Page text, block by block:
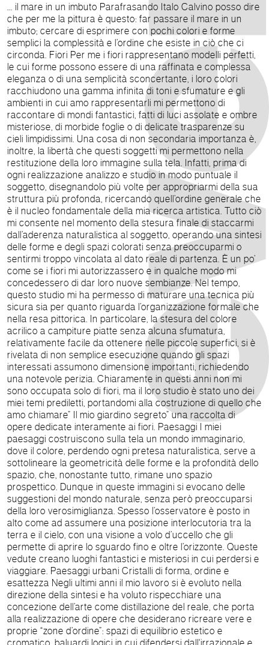
… il mare in un imbuto Parafrasando Italo Calvino posso dire
che per me la pittura è questo: far passare il mare in un
imbuto; cercare di esprimere con pochi colori e forme
semplici la complessità e l’ordine che esiste in ciò che ci
circonda. Fiori Per me i fiori rappresentano modelli perfetti,
le cui forme possono essere di una raffinata e complessa
eleganza o di una semplicità sconcertante, i loro colori
racchiudono una gamma infinita di toni e sfumature e gli
ambienti in cui amo rappresentarli mi permettono di
raccontare di mondi fantastici, fatti di luci assolate e ombre
misteriose, di morbide foglie o di delicate trasparenze su
cieli limpidissimi. Una cosa di non secondaria importanza è,
inoltre, la libertà che questi soggetti mi permettono nella
restituzione della loro immagine sulla tela. Infatti, prima di
ogni realizzazione analizzo e studio in modo puntuale il
soggetto, disegnandolo più volte per appropriarmi della sua
struttura più profonda, ricercando quell’ordine generale che
è il nucleo fondamentale della mia ricerca artistica. Tutto ciò
mi consente nel momento della stesura finale di staccarmi
dall’aderenza naturalistica al soggetto, operando una sintesi
delle forme e degli spazi colorati senza preoccuparmi o
sentirmi troppo vincolata al dato reale di partenza. È un po’
come se i fiori mi autorizzassero e in qualche modo mi
concedessero di dar loro nuove sembianze. Nel tempo,
questo studio mi ha permesso di maturare una tecnica più
sicura sia per quanto riguarda l’organizzazione formale che
nella resa pittorica. In particolare, la stesura del colore
acrilico a campiture piatte senza alcuna sfumatura,
relativamente facile da ottenere nelle piccole superfici, si è
rivelata di non semplice esecuzione quando gli spazi
interessati assumono dimensione importanti, richiedendo
una notevole perizia. Chiaramente in questi anni non mi
sono occupata solo di fiori, ma il loro studio è stato uno dei
miei temi prediletti, portandomi alla costruzione di quello che
amo chiamare” Il mio giardino segreto” una raccolta di
opere dedicate interamente ai fiori. Paesaggi I miei
paesaggi costruiscono sulla tela un mondo immaginario,
dove il colore, perdendo ogni pretesa naturalistica, serve a
sottolineare la geometricità delle forme e la profondità dello
spazio, che, nonostante tutto, rimane uno spazio
prospettico. Dunque in queste immagini si evocano delle
suggestioni del mondo naturale, senza però preoccuparsi
della loro verosimiglianza. Spesso l’osservatore è posto in
alto come ad assumere una posizione interlocutoria tra la
terra e il cielo, con una visione a volo d’uccello che gli
permette di aprire lo sguardo fino e oltre l’orizzonte. Queste
vedute creano luoghi fantastici e misteriosi in cui perdersi e
viaggiare. Paesaggi urbani Cristalli di forma, ordine e
esattezza Negli ultimi anni il mio lavoro si è evoluto nella
direzione della sintesi e ha voluto rispecchiare una
concezione dell’arte come distillazione del reale, che porta
alla realizzazione di opere che desiderano ricreare vere e
proprie “zone d’ordine”: spazi di equilibrio estetico e
cromatico, baluardi logici in cui difendersi dall'irrazionale e